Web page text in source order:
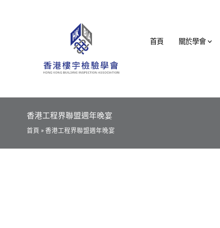
首頁 關於學會
香港工程界聯盟週年晚宴
首頁 » 香港工程界聯盟週年晚宴